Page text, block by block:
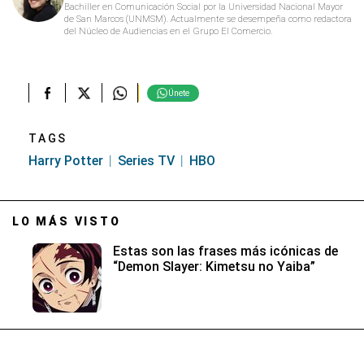
Bachiller en Comunicación Social por la Universidad Nacional Mayor
de San Marcos (UNMSM). Actualmente se desempeña como redactora
del Núcleo de Audiencias en el Grupo El Comercio.
Únete
TAGS
Harry Potter Series TV HBO
LO MÁS VISTO
Estas son las frases más icónicas de
“Demon Slayer: Kimetsu no Yaiba”